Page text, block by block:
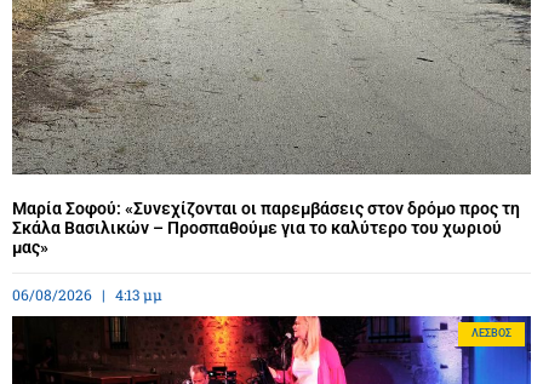
Μαρία Σοφού: «Συνεχίζονται οι παρεμβάσεις στον δρόμο προς τη
Σκάλα Βασιλικών – Προσπαθούμε για το καλύτερο του χωριού
μας»
06/08/2026 4:13 μμ
ΛΈΣΒΟΣ